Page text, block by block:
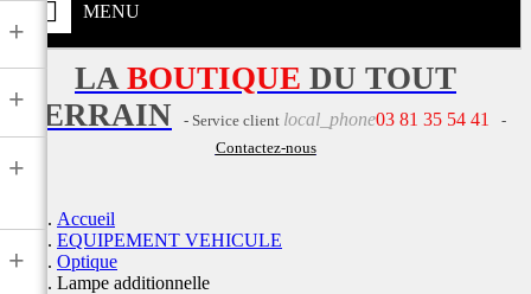
MENU
+
+
+
+
LA BOUTIQUE DU TOUT
TERRAIN
- Service client local_phone03 81 35 54 41
-
Contactez-nous
Accueil
EQUIPEMENT VEHICULE
Optique
Lampe additionnelle